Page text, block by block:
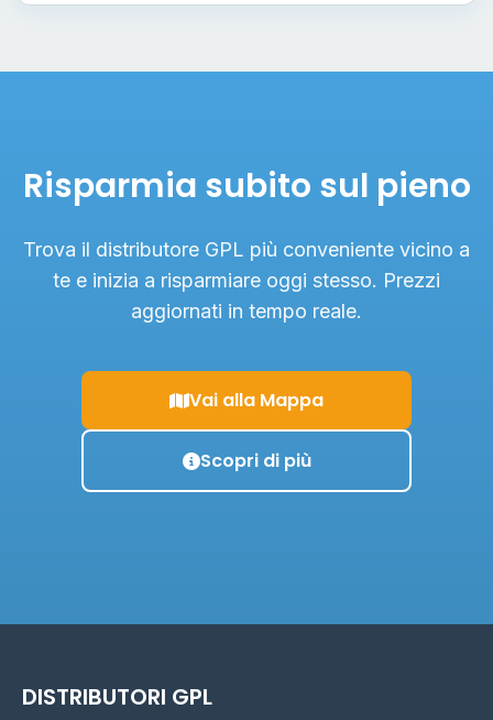
Risparmia subito sul pieno
Trova il distributore GPL più conveniente vicino a
te e inizia a risparmiare oggi stesso. Prezzi
aggiornati in tempo reale.
Vai alla Mappa
Scopri di più
DISTRIBUTORI GPL